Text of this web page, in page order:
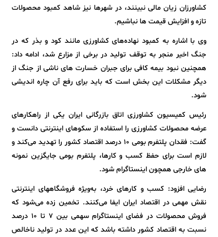
کشاورزان زیان مالی نبینند، در شهرها نیز شاهد کمبود محصولات
تازه و افزایش قیمت ها نباشیم.
وی با اشاره به کمبود نهاده‌های کشاورزی مانند کود و بذر که در
جنگ اخیر منجر به توقف تولید در برخی از مزارع شد، ادامه داد:
همچنین نبود بیمه کافی برای جبران خسارت‌ های ناشی از جنگ از
دیگر مشکلات این بخش است که باید برای رفع آن چاره اندیشی
شود.
رئیس کمیسیون کشاورزی اتاق بازرگانی ایران یکی از راهکارهای
عرضه محصولات کشاورزی را استفاده از سکوهای اینترنتی دانست و
گفت: فقدان پلتفرم بومی ۱۰ درصد اقتصاد کشور را تهدید می‌کند و
لازم است برای حفظ کسب و کارها، پلتفرم بومی جایگزین نمونه
های خارجی همچون اینستاگرام شود.
رضایی افزود: کسب‌ و کارهای خرد، به‌ویژه فروشگاههای اینترنتی
نقش مهمی در اقتصاد ایران ایفا می‌کنند. تخمین زده می‌شود که
فروش محصولات در فضای اینستاگرام سهمی بین ۷ تا ۱۰ درصد
نسبت به اقتصاد کشور داشته باشد که این عدد در تولید ناخالص